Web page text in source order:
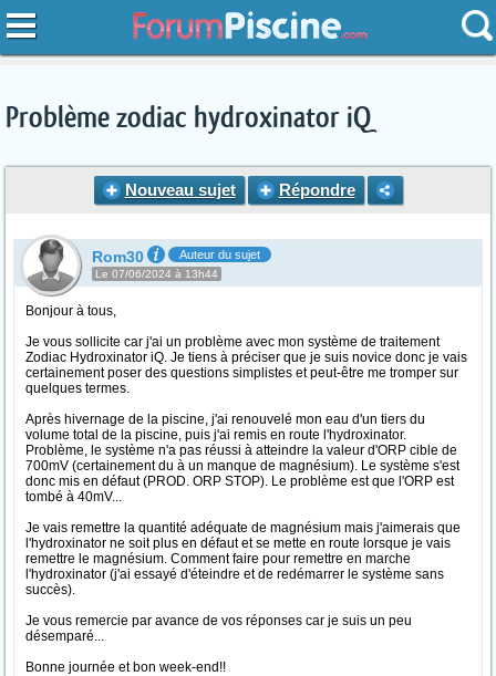
Problème zodiac hydroxinator iQ
Nouveau sujet Répondre
Rom30 Auteur du sujet
Le 07/06/2024 à 13h44
Bonjour à tous,
Je vous sollicite car j'ai un problème avec mon système de traitement
Zodiac Hydroxinator iQ. Je tiens à préciser que je suis novice donc je vais
certainement poser des questions simplistes et peut-être me tromper sur
quelques termes.
Après hivernage de la piscine, j'ai renouvelé mon eau d'un tiers du
volume total de la piscine, puis j'ai remis en route l'hydroxinator.
Problème, le système n'a pas réussi à atteindre la valeur d'ORP cible de
700mV (certainement du à un manque de magnésium). Le système s'est
donc mis en défaut (PROD. ORP STOP). Le problème est que l'ORP est
tombé à 40mV...
Je vais remettre la quantité adéquate de magnésium mais j'aimerais que
l'hydroxinator ne soit plus en défaut et se mette en route lorsque je vais
remettre le magnésium. Comment faire pour remettre en marche
l'hydroxinator (j'ai essayé d'éteindre et de redémarrer le système sans
succès).
Je vous remercie par avance de vos réponses car je suis un peu
désemparé...
Bonne journée et bon week-end!!